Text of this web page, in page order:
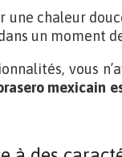
une chaleur
un moment
vous
mexicain